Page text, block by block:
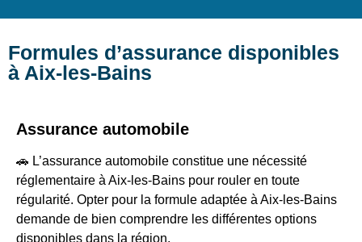
Formules d’assurance disponibles
à Aix-les-Bains
Assurance automobile
🚗 L’assurance automobile constitue une nécessité
réglementaire à Aix-les-Bains pour rouler en toute
régularité. Opter pour la formule adaptée à Aix-les-Bains
demande de bien comprendre les différentes options
disponibles dans la région.